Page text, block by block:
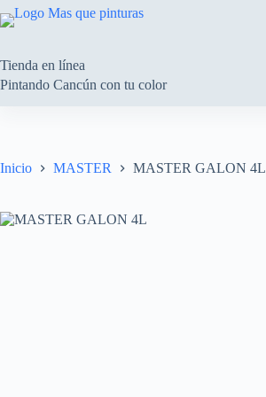
Saltar
al
Tienda en línea
Pintando Cancún con tu color
Inicio MASTER MASTER GALON 4L